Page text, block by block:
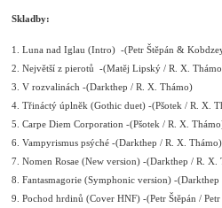
Skladby:
1. Luna nad Iglau (Intro) -(Petr Štěpán &
2. Největší z pierotů -(Matěj Lipský / R. X.
3. V rozvalinách -(Darkthep / R. X. Thámo)
4. Třináctý úplněk (Gothic duet) -(Pšotek / R. X.
5. Carpe Diem Corporation -(Pšotek / R. X.
6. Vampyrismus psýché -(Darkthep / R. X. Thámo)
7. Nomen Rosae (New version) -(Darkthep / R. X.
8. Fantasmagorie (Symphonic version) -
9. Pochod hrdinů (Cover HNF) -(Petr Štěpán / Petr